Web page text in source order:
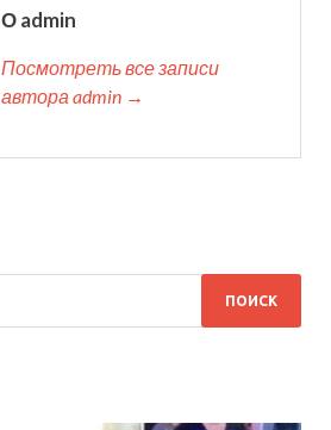
О admin
Посмотреть все записи
автора admin →